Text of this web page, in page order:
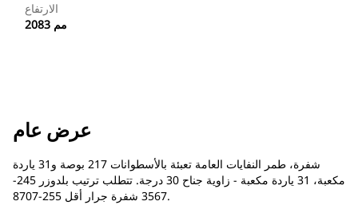
الارتفاع
2083 مم
عرض عام
شفرة، طمر النفايات العامة تعبئة بالأسطوانات 217 بوصة و31 ياردة
مكعبة، 31 ياردة مكعبة - زاوية جناح 30 درجة. تتطلب ترتيب بلدوزر 245-
3567 شفرة جرار أقل 255-8707.